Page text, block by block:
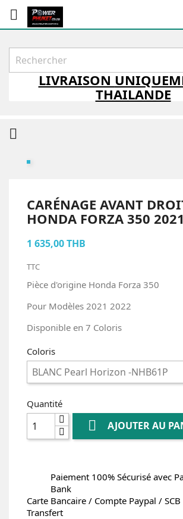

LIVRAISON
THAILANDE

CARÉNAGE AVANT
HONDA FORZA 350
1 635,00 THB
TTC
Pièce d'origine Honda Forza 350
Pour Modèles 2021 2022
Disponible en 7 Coloris
Coloris
Quantité
 AJOUTER AU
Paiement 100% Sécurisé avec
Bank
Carte Bancaire / Compte Paypal /
Transfert